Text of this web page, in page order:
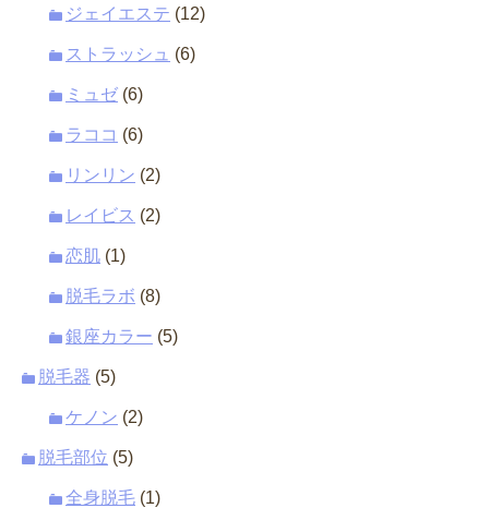
ジェイエステ (12)
ストラッシュ (6)
ミュゼ (6)
ラココ (6)
リンリン (2)
レイビス (2)
恋肌 (1)
脱毛ラボ (8)
銀座カラー (5)
脱毛器 (5)
ケノン (2)
脱毛部位 (5)
全身脱毛 (1)